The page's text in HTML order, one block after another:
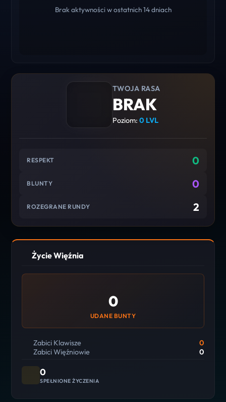
Brak aktywności w ostatnich 14 dniach
TWOJA RASA
BRAK
Poziom: 0 LVL
RESPEKT 0
BLUNTY 0
ROZEGRANE RUNDY 2
Życie Więźnia
0
UDANE BUNTY
Zabici Klawisze
0
Zabici Więźniowie
0
0
SPEŁNIONE ŻYCZENIA